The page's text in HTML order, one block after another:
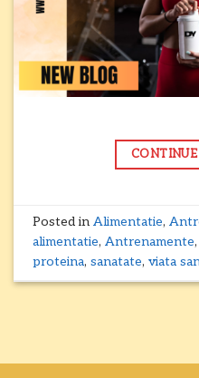
Posted inAlimentatie,
alimentatie,Antrenamente
proteina,sanatate,viata